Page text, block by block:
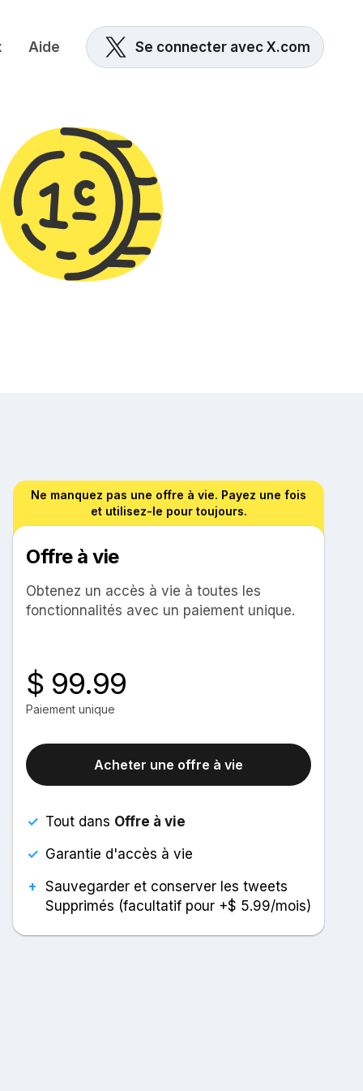
Aide Se connecter avec X.com
Ne manquez pas une offre à vie. Payez une fois
et utilisez-le pour toujours.
Offre à vie
Obtenez un accès à vie à toutes les
fonctionnalités avec un paiement unique.
$ 99.99
Paiement unique
Acheter une offre à vie
✓ Tout dans Offre à vie
✓ Garantie d'accès à vie
+ Sauvegarder et conserver les tweets
Supprimés (facultatif pour +$ 5.99/mois)